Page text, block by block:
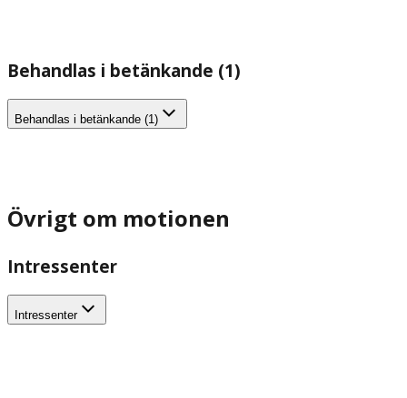
Behandlas i betänkande (1)
Behandlas i betänkande (1)
Övrigt om motionen
Intressenter
Intressenter